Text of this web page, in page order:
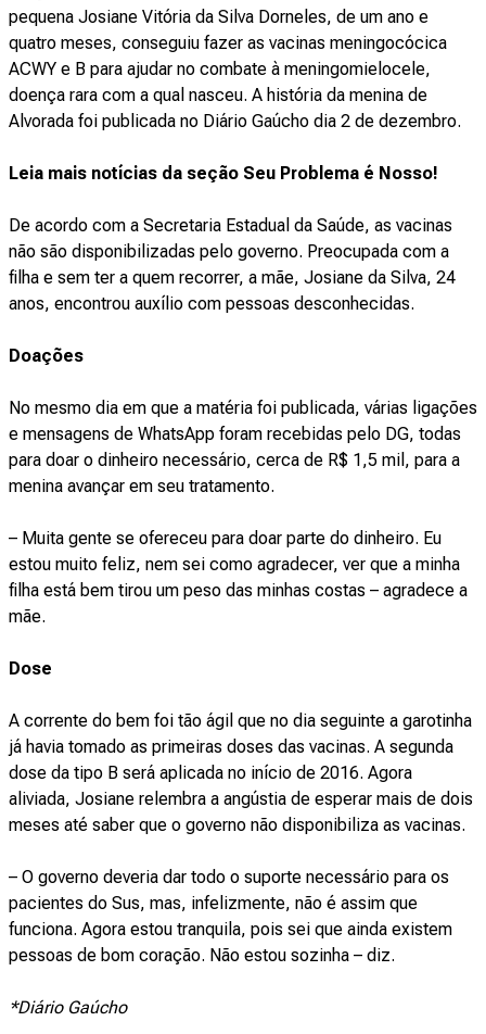
pequena Josiane Vitória da Silva Dorneles, de um ano e
quatro meses, conseguiu fazer as vacinas meningocócica
ACWY e B para ajudar no combate à meningomielocele,
doença rara com a qual nasceu. A história da menina de
Alvorada foi publicada no Diário Gaúcho dia 2 de dezembro.
Leia mais notícias da seção Seu Problema é Nosso!
De acordo com a Secretaria Estadual da Saúde, as vacinas
não são disponibilizadas pelo governo. Preocupada com a
filha e sem ter a quem recorrer, a mãe, Josiane da Silva, 24
anos, encontrou auxílio com pessoas desconhecidas.
Doações
No mesmo dia em que a matéria foi publicada, várias ligações
e mensagens de WhatsApp foram recebidas pelo DG, todas
para doar o dinheiro necessário, cerca de R$ 1,5 mil, para a
menina avançar em seu tratamento.
– Muita gente se ofereceu para doar parte do dinheiro. Eu
estou muito feliz, nem sei como agradecer, ver que a minha
filha está bem tirou um peso das minhas costas – agradece a
mãe.
Dose
A corrente do bem foi tão ágil que no dia seguinte a garotinha
já havia tomado as primeiras doses das vacinas. A segunda
dose da tipo B será aplicada no início de 2016. Agora
aliviada, Josiane relembra a angústia de esperar mais de dois
meses até saber que o governo não disponibiliza as vacinas.
– O governo deveria dar todo o suporte necessário para os
pacientes do Sus, mas, infelizmente, não é assim que
funciona. Agora estou tranquila, pois sei que ainda existem
pessoas de bom coração. Não estou sozinha – diz.
*Diário Gaúcho